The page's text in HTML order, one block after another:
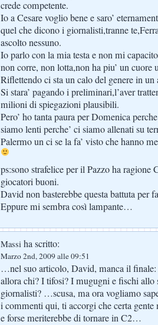
crede competente.
Io a Cesare voglio bene e saro’
quel che dicono i giornalisti,tranne
ascolto nessuno.
Io parlo con la mia testa e non mi
non corre, non lotta,non ha piu’ un cuore
Riflettendo ci sta un calo del genere in
Si stara’ pagando i preliminari,l’aver
milioni di spiegazioni plausibili.
Pero’ ho tanta paura per Domenica
siamo lenti perche’ ci siamo allenati su
Palermo un ci se la fa’ visto che hanno
ps:sono strafelice per il Pazzo ha ragione
giocatori buoni.
David non basterebbe questa battuta per
Eppure mi sembra così lampante…
Massi ha scritto:
Marzo 2nd, 2009 alle 09:51
…nel suo articolo, David, manca il finale:
allora chi? I tifosi? I mugugni e fischi
giornalisti? …scusa, ma ora vogliamo
i commenti qui, ti accorgi che certa
e forse meriterebbe di tornare in C2…